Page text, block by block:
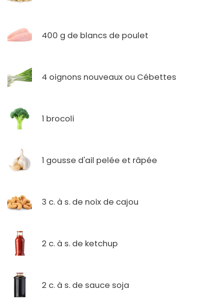
400 g de blancs de poulet
4 oignons nouveaux ou Cébettes
1 brocoli
1 gousse d'ail pelée et râpée
3 c. à s. de noix de cajou
2 c. à s. de ketchup
2 c. à s. de sauce soja